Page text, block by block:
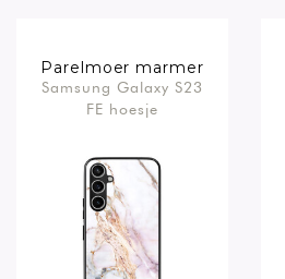
Parelmoer marmer
Samsung Galaxy S23
FE hoesje